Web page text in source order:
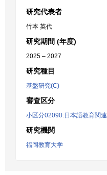
研究代表者
竹本 英代
研究期間 (年度)
2025 – 2027
研究種目
基盤研究(C)
審査区分
小区分02090:日本語教育関連
研究機関
福岡教育大学